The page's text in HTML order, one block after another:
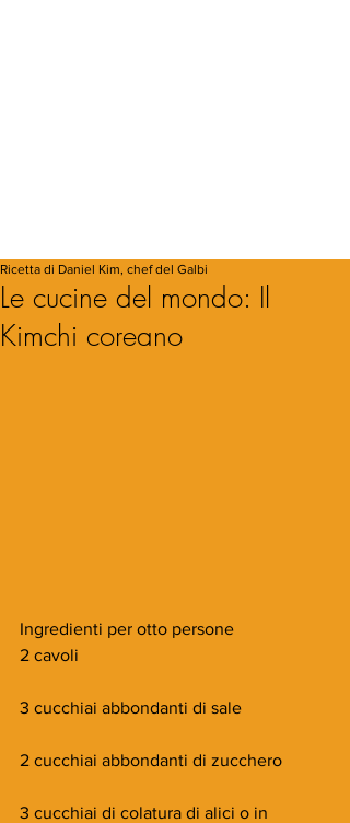
Le cucine del mondo: Il
Kimchi coreano
Ricetta di Daniel Kim, chef del Galbi
Ingredienti per otto persone
2 cavoli
3 cucchiai abbondanti di sale
2 cucchiai abbondanti di zucchero
3 cucchiai di colatura di alici o in